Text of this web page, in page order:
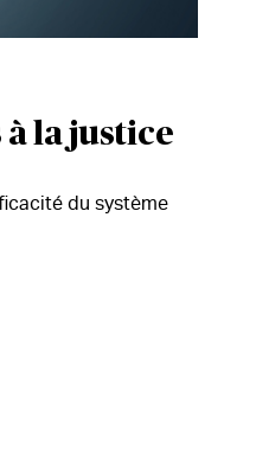
à la justice
du système